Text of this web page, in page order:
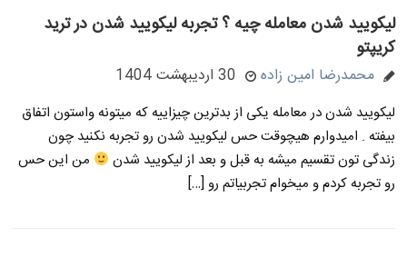
لیکویید شدن معامله چیه ؟ تجربه لیکویید شدن در ترید
کریپتو
محمدرضا امین زاده 30 اردیبهشت 1404
لیکویید شدن در معامله یکی از بدترین چیزاییه که میتونه واستون اتفاق
بیفته . امیدوارم هیچوقت حس لیکویید شدن رو تجربه نکنید چون
زندگی تون تقسیم میشه به قبل و بعد از لیکویید شدن
من این حس
رو تجربه کردم و میخوام تجربیاتم رو […]